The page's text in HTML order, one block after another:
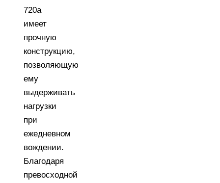
720a
имеет
прочную
конструкцию,
позволяющую
ему
выдерживать
нагрузки
при
ежедневном
вождении.
Благодаря
превосходной